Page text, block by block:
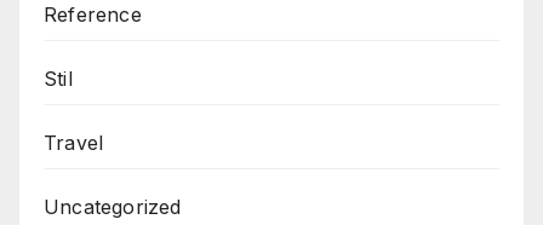
Reference
Stil
Travel
Uncategorized